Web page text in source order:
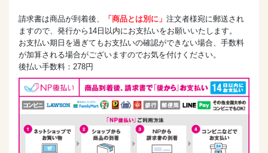
請求書は商品が到着後、 「商品とは別に」 注文者様宛に郵送され
ますので、発行から14日以内にお支払いをお願いいたします。
お支払い期日を過ぎてもお支払いの確認ができない場合、手数料
が加算される場合がございますのでお気を付けください。
後払い手数料：278円